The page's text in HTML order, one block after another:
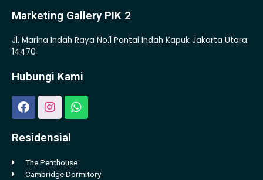
Marketing Gallery PIK 2
Jl. Marina Indah Raya No.1 Pantai Indah Kapuk Jakarta Utara
14470
Hubungi Kami
Residensial
The Penthouse
Cambridge Dormitory